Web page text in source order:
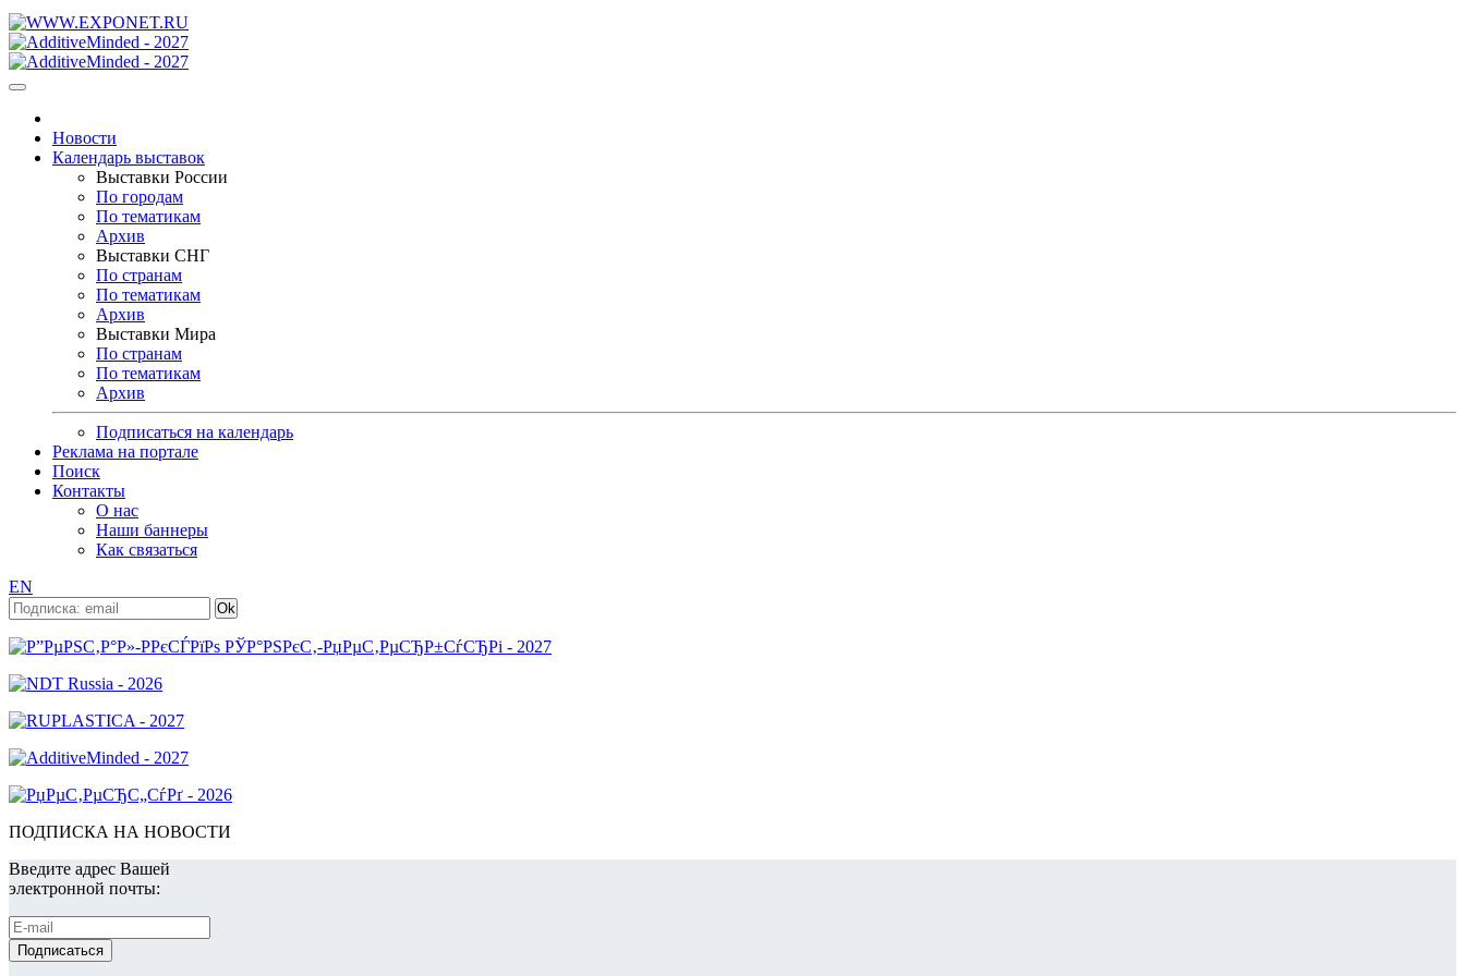
Новости
Календарь выставок
Выставки России
По городам
По тематикам
Архив
Выставки СНГ
По странам
По тематикам
Архив
Выставки Мира
По странам
По тематикам
Архив
Подписаться на календарь
Реклама на портале
Поиск
Контакты
О нас
Наши баннеры
Как связаться
EN
ПОДПИСКА НА НОВОСТИ
Введите адрес Вашей
электронной почты: